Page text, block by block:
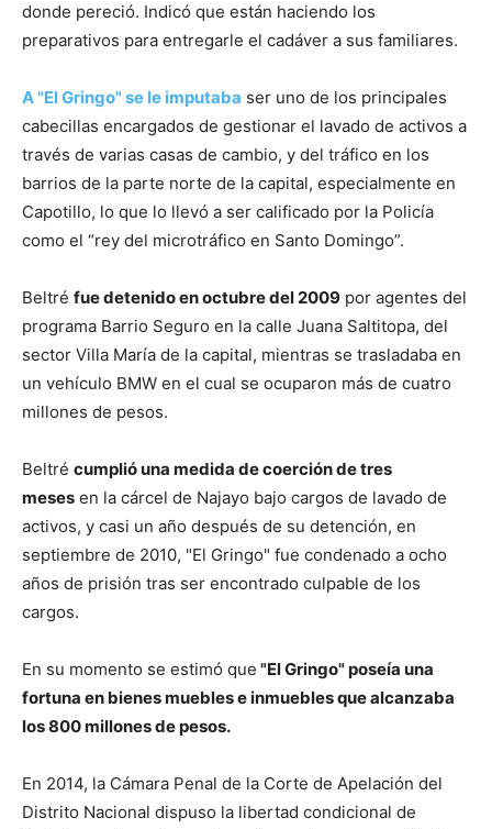
donde pereció. Indicó que están haciendo los
preparativos para entregarle el cadáver a sus familiares.
A "El Gringo" se le imputaba ser uno de los principales
cabecillas encargados de gestionar el lavado de activos a
través de varias casas de cambio, y del tráfico en los
barrios de la parte norte de la capital, especialmente en
Capotillo, lo que lo llevó a ser calificado por la Policía
como el “rey del microtráfico en Santo Domingo”.
Beltré fue detenido en octubre del 2009 por agentes del
programa Barrio Seguro en la calle Juana Saltitopa, del
sector Villa María de la capital, mientras se trasladaba en
un vehículo BMW en el cual se ocuparon más de cuatro
millones de pesos.
Beltré cumplió una medida de coerción de tres
meses en la cárcel de Najayo bajo cargos de lavado de
activos, y casi un año después de su detención, en
septiembre de 2010, "El Gringo" fue condenado a ocho
años de prisión tras ser encontrado culpable de los
cargos.
En su momento se estimó que "El Gringo" poseía una
fortuna en bienes muebles e inmuebles que alcanzaba
los 800 millones de pesos.
En 2014, la Cámara Penal de la Corte de Apelación del
Distrito Nacional dispuso la libertad condicional de